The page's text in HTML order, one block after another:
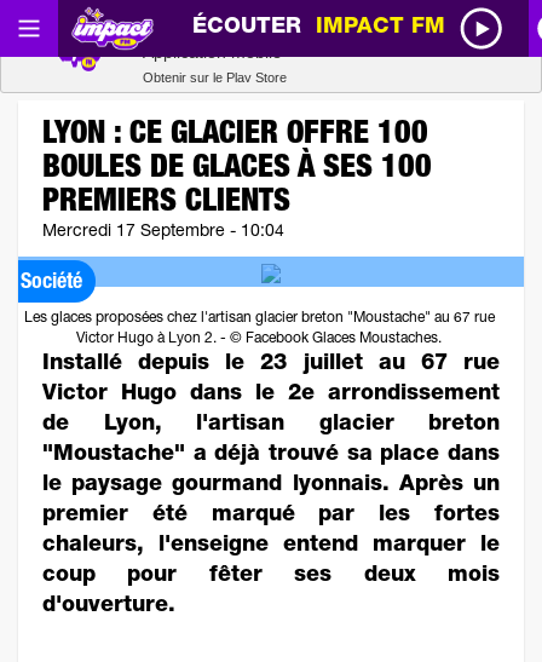
ÉCOUTER IMPACT FM
LYON : CE GLACIER OFFRE 100
BOULES DE GLACES À SES 100
PREMIERS CLIENTS
Mercredi 17 Septembre - 10:04
Société
Les glaces proposées chez l'artisan glacier breton "Moustache" au 67 rue
Victor Hugo à Lyon 2. - © Facebook Glaces Moustaches.
Installé depuis le 23 juillet au 67 rue
Victor Hugo dans le 2e arrondissement
de Lyon, l'artisan glacier breton
"Moustache" a déjà trouvé sa place dans
le paysage gourmand lyonnais. Après un
premier été marqué par les fortes
chaleurs, l'enseigne entend marquer le
coup pour fêter ses deux mois
d'ouverture.
Radio SCOOP
Obtenir sur le Play Store
Télécharger